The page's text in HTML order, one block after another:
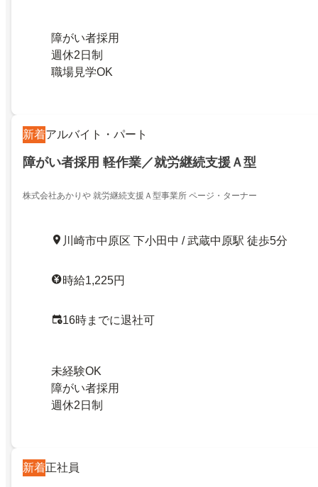
障がい者採用
週休2日制
職場見学OK
新着アルバイト・パート
障がい者採用 軽作業／就労継続支援Ａ型
株式会社あかりや 就労継続支援Ａ型事業所 ページ・ターナー
川崎市中原区 下小田中 / 武蔵中原駅 徒歩5分
時給1,225円
16時までに退社可
未経験OK
障がい者採用
週休2日制
新着正社員